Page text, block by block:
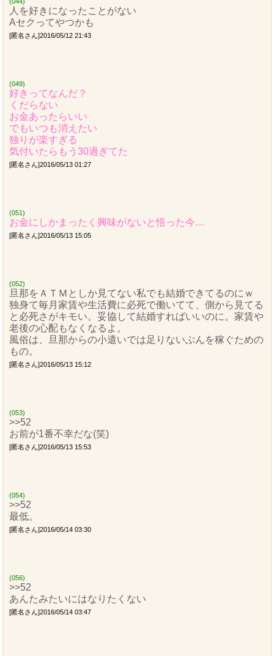
人を好きになったことがない
Aセクってやつかも
[匿名さん]2016/05/12 21:43
(049)
好きってなんだ？
くだらない
お金あったらいい
でもいつも消えたい
独りが楽すぎる
気付いたらもう30過ぎてた
[匿名さん]2016/05/13 01:27
(051)
お金にしかまったく興味がないと悟った今…
[匿名さん]2016/05/13 15:05
(052)
旦那をＡＴＭとしか見てない私でも結婚できてるのにｗ
独身て毎月家賃や生活費に必死で働いてて、側から見てる
と必死さがキモい。妥協して結婚すればいいのに。家賃や
老後の心配もなくなるよ。
風俗は、旦那からの小遣いでは足りないぶんを稼ぐための
もの。
[匿名さん]2016/05/13 15:12
(053)
>>52
お前が1番不幸だな(笑)
[匿名さん]2016/05/13 15:53
(054)
>>52
最低。
[匿名さん]2016/05/14 03:30
(056)
>>52
あんたみたいにはなりたくない
[匿名さん]2016/05/14 03:47